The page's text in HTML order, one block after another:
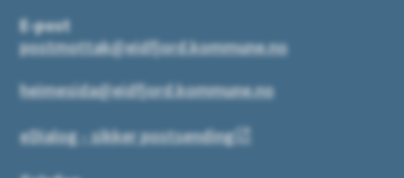
E-post
postmottak@eidfjord.kommune.no
heimesida@eidfjord.kommune.no
eDialog - sikker postsending